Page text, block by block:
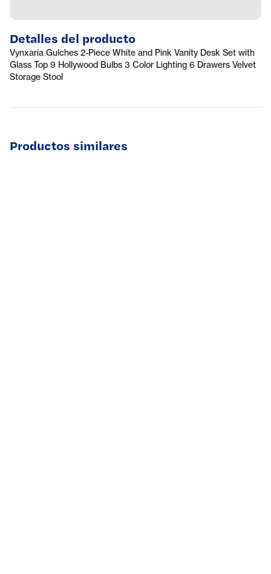
Detalles del producto
Vynxaria Gulches 2-Piece White and Pink Vanity Desk Set with
Glass Top 9 Hollywood Bulbs 3 Color Lighting 6 Drawers Velvet
Storage Stool
Productos similares